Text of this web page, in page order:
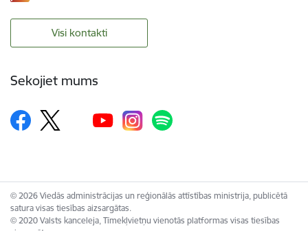
Visi kontakti
Sekojiet mums
© 2026 Viedās administrācijas un reģionālās attīstības ministrija, publicētā
satura visas tiesības aizsargātas.
© 2020 Valsts kanceleja, Tīmekļvietņu vienotās platformas visas tiesības